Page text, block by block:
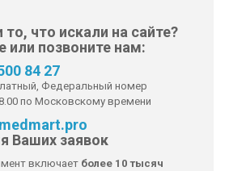
что искали на сайте?
или позвоните нам:
84 27
Федеральный номер
по Московскому времени
Ваших заявок
включает более 10 тысяч